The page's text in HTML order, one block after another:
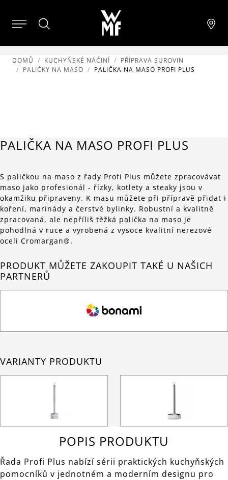
DOMŮ KUCHYŇSKÉ NÁČINÍ
PŘÍPRAVA SUROVIN
PALIČKY NA MASO
PALIČKA NA MASO PROFI PLUS
PALIČKA NA MASO PROFI PLUS
S paličkou na maso z řady Profi Plus můžete zpracovávat
maso jako profesionál - řízky, kotlety a steaky jsou v
okamžiku připraveny. K masu můžete při přípravě přidat i
koření, marinády a čerstvé bylinky. Robustní a kvalitně
zpracovaná, ale nepříliš těžká palička na maso je
pohodlná v ruce a vyrobená z vysoce kvalitní nerezové
oceli Cromargan®.
PRODUKT MŮŽETE ZAKOUPIT TAKÉ U NAŠICH
PARTNERŮ
VARIANTY PRODUKTU
POPIS PRODUKTU
Řada Profi Plus nabízí sérii praktických kuchyňských
pomocníků v jednotném a moderním designu pro